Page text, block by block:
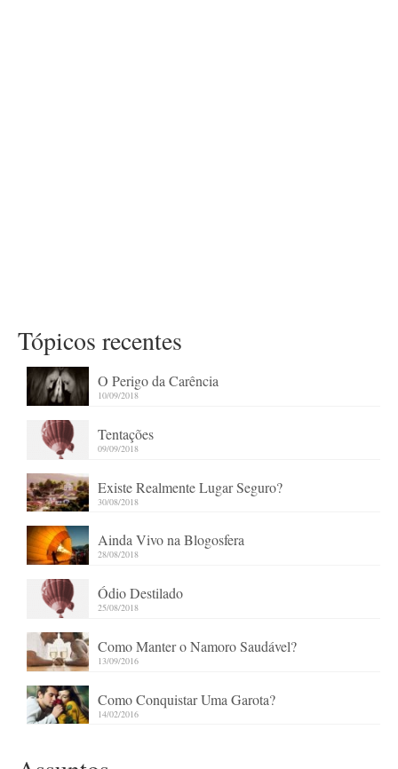
Tópicos recentes
O Perigo da Carência
10/09/2018
Tentações
09/09/2018
Existe Realmente Lugar Seguro?
30/08/2018
Ainda Vivo na Blogosfera
28/08/2018
Ódio Destilado
25/08/2018
Como Manter o Namoro Saudável?
13/09/2016
Como Conquistar Uma Garota?
14/02/2016